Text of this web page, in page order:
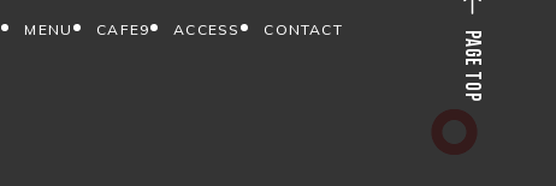
MENU CAFE9 ACCESS CONTACT
PAGE TOP